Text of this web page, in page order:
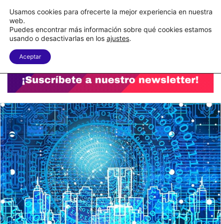
C&A México completa la implementación de su WMS en la nube
Menu
Usamos cookies para ofrecerte la mejor experiencia en nuestra
web.
Puedes encontrar más información sobre qué cookies estamos
usando o desactivarlas en los ajustes.
Aceptar